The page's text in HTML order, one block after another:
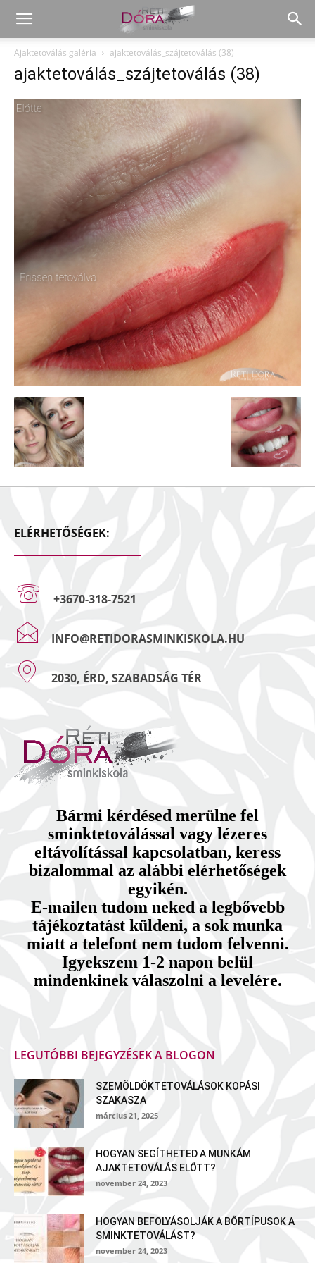
Ajaktetoválás galéria ajaktetoválás_szájtetoválás (38)
ajaktetoválás_szájtetoválás (38)
ELÉRHETŐSÉGEK:
+3670-318-7521
INFO@RETIDORASMINKISKOLA.HU
2030, ÉRD, SZABADSÁG TÉR
Bármi kérdésed merülne fel
sminktetoválással vagy lézeres
eltávolítással kapcsolatban, keress
bizalommal az alábbi elérhetőségek
egyikén.
E-mailen tudom neked a legbővebb
tájékoztatást küldeni, a sok munka
miatt a telefont nem tudom felvenni.
Igyekszem 1-2 napon belül
mindenkinek válaszolni a levelére.
LEGUTÓBBI BEJEGYZÉSEK A BLOGON
SZEMÖLDÖKTETOVÁLÁSOK KOPÁSI
SZAKASZA
március 21, 2025
HOGYAN SEGÍTHETED A MUNKÁM
AJAKTETOVÁLÁS ELŐTT?
november 24, 2023
HOGYAN BEFOLYÁSOLJÁK A BŐRTÍPUSOK A
SMINKTETOVÁLÁST?
november 24, 2023